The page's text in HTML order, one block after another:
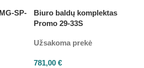
SP-
Biuro baldų komplektas
Promo 29-33S
Užsakoma prekė
781,00 €